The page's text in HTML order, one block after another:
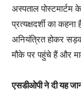
अस्पताल पोस्टमार्टम
प्रत्यक्षदर्शी का
अनियंत्रित होकर
मौके पर पहुंचे हैं और
एसडीओपी ने दी यह